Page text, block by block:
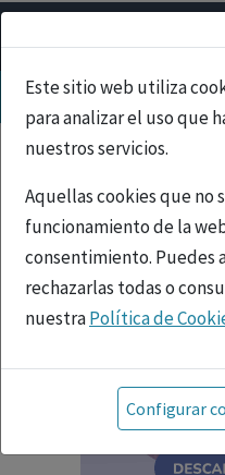
Este sitio web utiliza
para analizar el uso que
nuestros servicios.
Aquellas cookies que no
funcionamiento de la
consentimiento. Puedes
rechazarlas todas o
nuestraPolítica de
Toda la información
referida a productos del
tanto, dirigida a
facultados para
Configurar